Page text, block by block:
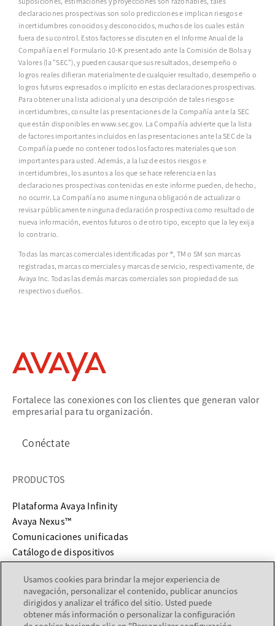
declaraciones prospectivas son solo predicciones e implican riesgos e
incertidumbres conocidos y desconocidos, muchos de los cuales están
fuera de su control. Estos factores se discuten en el Informe Anual de la
Compañía en el Formulario 10-K presentado ante la Comisión de Bolsa y
Valores (la "SEC"), y pueden causar que sus resultados, desempeño o
logros reales difieran materialmente de cualquier resultado, desempeño o
logros futuros expresados o implícito en estas declaraciones prospectivas.
Para obtener una lista adicional y una descripción de tales riesgos e
incertidumbres, consulte las presentaciones de la Compañía ante la SEC
que están disponibles en www.sec.gov. La Compañía advierte que la lista
de factores importantes incluidos en las presentaciones ante la SEC de la
Compañía puede no contener todos los factores materiales que son
importantes para usted. Además, a la luz de estos riesgos e
incertidumbres, los asuntos a los que se hace referencia en las
declaraciones prospectivas contenidas en este informe pueden, de hecho,
no ocurrir. La Compañía no asume ninguna obligación de actualizar o
revisar públicamente ninguna declaración prospectiva como resultado de
nueva información, eventos futuros o de otro tipo, excepto que la ley exija
lo contrario.
Todas las marcas comerciales identificadas por ®, TM o SM son marcas
registradas, marcas comerciales y marcas de servicio, respectivamente, de
Avaya Inc. Todas las demás marcas comerciales son propiedad de sus
respectivos dueños.
Fortalece las conexiones con los clientes que generan valor
empresarial para tu organización.
Conéctate
PRODUCTOS
Plataforma Avaya Infinity
Avaya Nexus™
Comunicaciones unificadas
Catálogo de dispositivos
SERVICIOS Y SOPORTE
Soportese abre en una pestaña nueva
Usamos cookies para brindar la mejor experiencia de
navegación, personalizar el contenido, publicar anuncios
dirigidos y analizar el tráfico del sitio. Usted puede
obtener más información o personalizar la configuración